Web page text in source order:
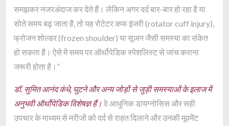
समझकर नजरअंदाज कर देते हैं। लेकिन अगर दर्द बार-बार हो रहा है या
सोते समय बढ़ जाता है, तो यह रोटेटर कफ इंजरी (rotator cuff injury),
फ्रोजन शोल्डर (frozen shoulder) या सूजन जैसी समस्या का संकेत
हो सकता है। ऐसे में समय पर ऑर्थोपेडिक स्पेशलिस्ट से जांच कराना
जरूरी होता है।”
डॉ. सुमित आनंद कंधे, घुटने और अन्य जोड़ों से जुड़ी समस्याओं के इलाज में
अनुभवी ऑर्थोपेडिक विशेषज्ञ हैं। वे आधुनिक डायग्नोसिस और सही
उपचार के माध्यम से मरीजों को दर्द से राहत दिलाने और उनकी मूवमेंट